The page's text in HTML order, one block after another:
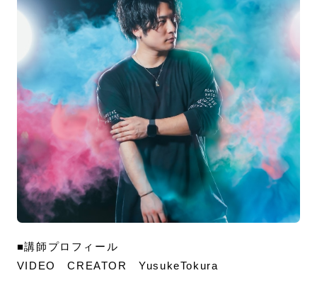
■講師プロフィール
VIDEO CREATOR YusukeTokura